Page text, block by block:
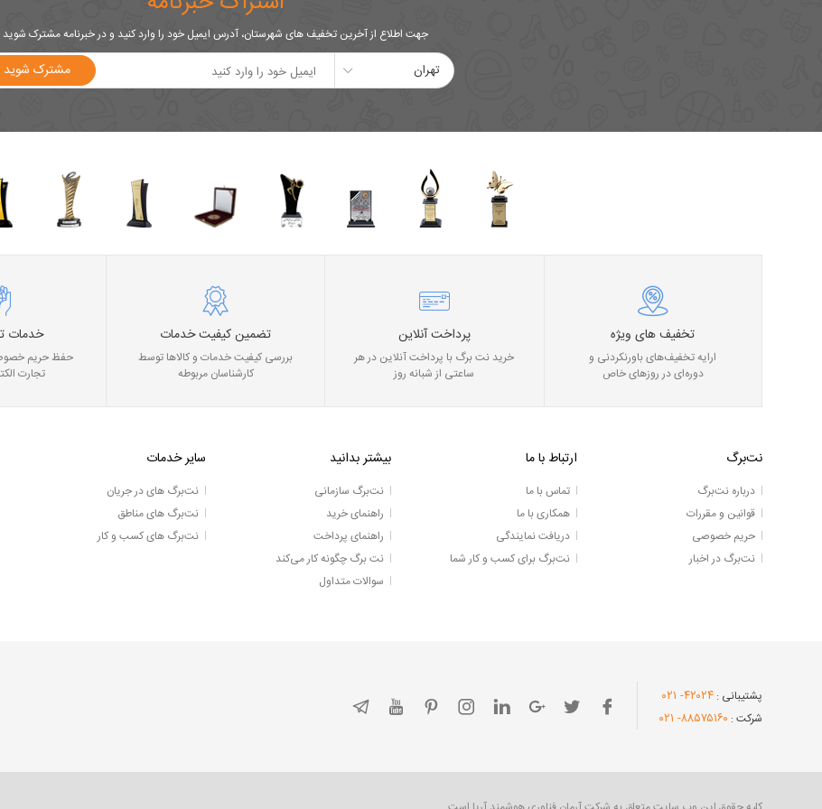
جهت اطلاع از آخرین تخفیف های شهرستان، آدرس ایمیل خود را وارد کنید و در خبرنامه مشترک شوید
تهران مشترک شوید
تخفیف های ویژه
ارایه تخفیف‌های باورنکردنی و
دوره‌ای در روز‌های خاص
پرداخت آنلاین
خرید نت برگ با پرداخت آنلاین در هر
ساعتی از شبانه روز
تضمین کیفیت خدمات
بررسی کیفیت خدمات و کالاها توسط
کارشناسان مربوطه
خدمات
حفظ حریم
تجارت
نت‌برگ
درباره نت‌برگ
قوانین و مقررات
حریم خصوصی
نت‌برگ در اخبار
ارتباط با ما
تماس با ما
همکاری با ما
دریافت نمایندگی
نت‌برگ برای کسب و کار شما
بیشتر بدانید
نت‌برگ سازمانی
راهنمای خرید
راهنمای پرداخت
نت برگ چگونه کار می‌کند
سوالات متداول
سایر خدمات
نت‌برگ های در جریان
نت‌برگ های مناطق
نت‌برگ های کسب و کار
پشتیبانی : ۴۲۰۲۴- ۰۲۱
شرکت : ۸۸۵۷۵۱۶۰- ۰۲۱